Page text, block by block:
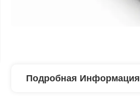
Подробная Информация